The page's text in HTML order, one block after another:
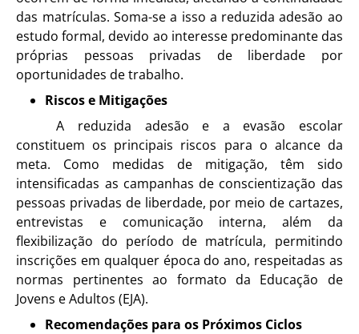
das matrículas. Soma-se a isso a reduzida adesão ao
estudo formal, devido ao interesse predominante das
próprias pessoas privadas de liberdade por
oportunidades de trabalho.
Riscos e Mitigações
A reduzida adesão e a evasão escolar
constituem os principais riscos para o alcance da
meta. Como medidas de mitigação, têm sido
intensificadas as campanhas de conscientização das
pessoas privadas de liberdade, por meio de cartazes,
entrevistas e comunicação interna, além da
flexibilização do período de matrícula, permitindo
inscrições em qualquer época do ano, respeitadas as
normas pertinentes ao formato da Educação de
Jovens e Adultos (EJA).
Recomendações para os Próximos Ciclos